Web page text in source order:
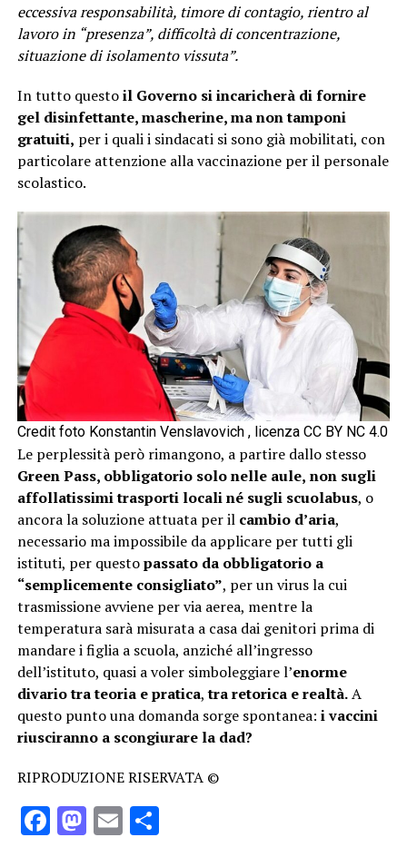
eccessiva responsabilità, timore di contagio, rientro al
lavoro in “presenza”, difficoltà di concentrazione,
situazione di isolamento vissuta”.
In tutto questoil Governo si incaricherà di fornire
gel disinfettante, mascherine, ma non tamponi
gratuiti, per i quali i sindacati si sono già mobilitati, con
particolare attenzione alla vaccinazione per il personale
scolastico.
Credit foto Konstantin Venslavovich , licenza CC BY NC 4.0
Le perplessità però rimangono, a partire dallo stesso
Green Pass, obbligatorio solo nelle aule, non sugli
affollatissimi trasporti locali né sugli scuolabus, o
ancora la soluzione attuata per ilcambio d’aria,
necessario ma impossibile da applicare per tutti gli
istituti, per questopassato da obbligatorio a
“semplicemente consigliato”, per un virus la cui
trasmissione avviene per via aerea, mentre la
temperatura sarà misurata a casa dai genitori prima di
mandare i figlia a scuola, anziché all’ingresso
dell’istituto, quasi a voler simboleggiare l’enorme
divario tra teoria e pratica,tra retorica e realtà.A
questo punto una domanda sorge spontanea: i vaccini
riusciranno a scongiurare la dad?
RIPRODUZIONE RISERVATA ©
Facebook
Mastodon
EmailCondividi